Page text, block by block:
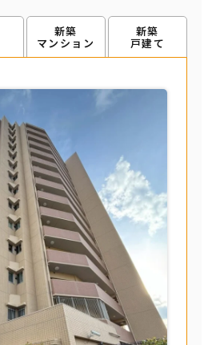
新築
マンション
新築
戸建て